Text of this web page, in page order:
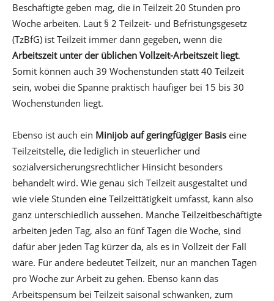
Beschäftigte geben mag, die in Teilzeit 20 Stunden pro
Woche arbeiten. Laut § 2 Teilzeit- und Befristungsgesetz
(TzBfG) ist Teilzeit immer dann gegeben, wenn die
Arbeitszeit unter der üblichen Vollzeit-Arbeitszeit liegt.
Somit können auch 39 Wochenstunden statt 40 Teilzeit
sein, wobei die Spanne praktisch häufiger bei 15 bis 30
Wochenstunden liegt.
Ebenso ist auch ein Minijob auf geringfügiger Basis eine
Teilzeitstelle, die lediglich in steuerlicher und
sozialversicherungsrechtlicher Hinsicht besonders
behandelt wird. Wie genau sich Teilzeit ausgestaltet und
wie viele Stunden eine Teilzeittätigkeit umfasst, kann also
ganz unterschiedlich aussehen. Manche Teilzeitbeschäftigte
arbeiten jeden Tag, also an fünf Tagen die Woche, sind
dafür aber jeden Tag kürzer da, als es in Vollzeit der Fall
wäre. Für andere bedeutet Teilzeit, nur an manchen Tagen
pro Woche zur Arbeit zu gehen. Ebenso kann das
Arbeitspensum bei Teilzeit saisonal schwanken, zum